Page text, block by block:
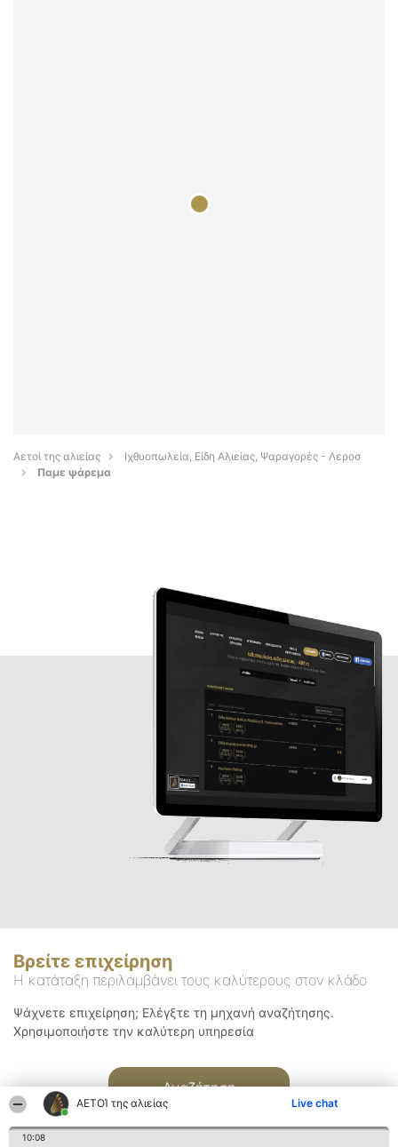
ΑΕΤΟΊ της αλιείας Live chat
10:08
Αετοί της αλιείας
Ιχθυοπωλεία, Είδη Αλιείας, Ψαραγορές - Λεροσ
Παμε ψάρεμα
Βρείτε επιχείρηση
Η κατάταξη περιλαμβάνει τους καλύτερους στον κλάδο
Ψάχνετε επιχείρηση; Ελέγξτε τη μηχανή αναζήτησης.
Χρησιμοποιήστε την καλύτερη υπηρεσία
Αναζήτηση